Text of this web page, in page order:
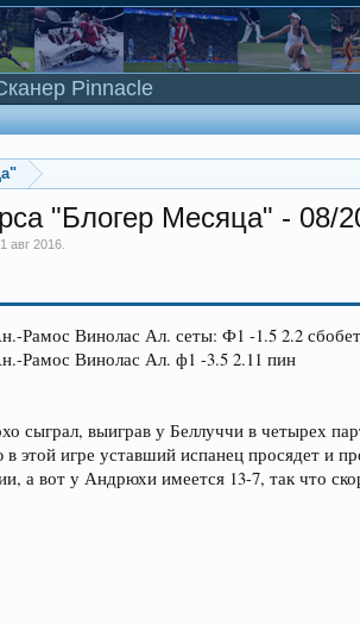
"Блогер Месяца" - 08/
1 авг 2016
Рамос Винолас Ал. сеты: Ф1 -1.5 2.2 сбобет
Рамос Винолас Ал. ф1 -3.5 2.11 пин
сыграл, выиграв у Беллуччи в четырех
этой игре уставший испанец просядет и
а вот у Андрюхи имеется 13-7, так что
Pinnacle